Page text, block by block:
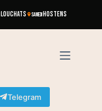
LOUCHATS SAMEDIHOSTENS
Telegram